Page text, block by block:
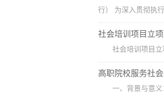
行） 为深入贯彻执
社会培训项目立项
社会培训项目
高职院校服务社
一、背景与意